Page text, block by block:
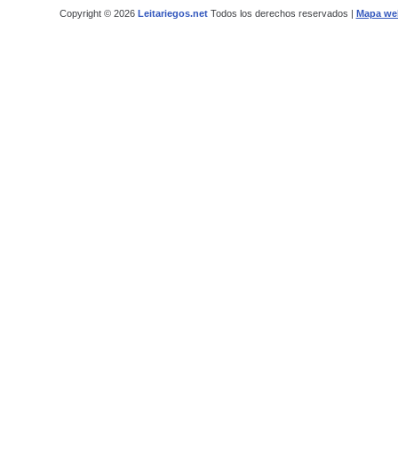
Copyright © 2026 Leitariegos.netTodos los derechos reservados | Mapa